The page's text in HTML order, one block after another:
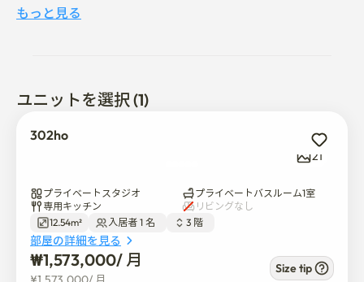
詳細はお気軽にお問い合わせくださいませ！
w5dpo0F_GAgVGxhAnKcHm/view?usp=drive_link
新村駅から徒歩5分🚶の居心地の良いスタジオです。🚃
単独入居に理想的で、弘大、梨花、新村など主要地域へ
す。📚
建物の入口には安全な生活環境のためのCCTVが設置さ
れており、冷暖房システムが完備されており、年中快適
さを確保しています。🏡 インテリアは現在改装中なの
もっと見る
ユニットを選択 (1)
302ho
21
プライベートスタジオ
プライベートバスルーム1室
専用キッチン
リビングなし
12.54m²
入居者 1 名 3 階
部屋の詳細を見る
₩1,573,000/ 月 Size tip